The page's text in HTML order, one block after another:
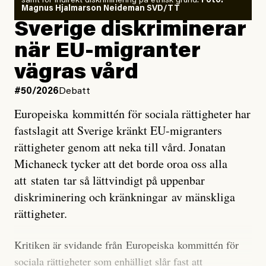
läget för hur den begynnande El Niño-händelsen ska
utveckla sig. El Niño är ett återkommande
väderfenomen som uppstår när havsvattnet i delar av
Stilla havet blir ovanligt varmt. Det påverkar vädret
över stora delar av världen och under
forskare allt oftare varnat för att den här El Niñon
Det verkar vara en underdrift, menar nu Zeke
Hausfather.
”Det ser ut som att årets El Niño inte bara med stor
sannolikhet kommer att bli den starkaste sedan
tillförlitliga mätningar inleddes – den kan till och med
marginal”, skriver han.
Magnus Hjalmarson Neideman SVD/TT
Sverige diskriminerar
när EU-migranter
vägras vård
#50/2026 Debatt
Europeiska kommittén för sociala rättigheter har
fastslagit att Sverige kränkt EU-migranters
rättigheter genom att neka till vård. Jonatan
Michaneck tycker att det borde oroa oss alla
att staten tar så lättvindigt på uppenbar
diskriminering och kränkningar av mänskliga
rättigheter.
Kritiken är svidande från Europeiska kommittén för
sociala rättigheter som enhälligt slår fast att